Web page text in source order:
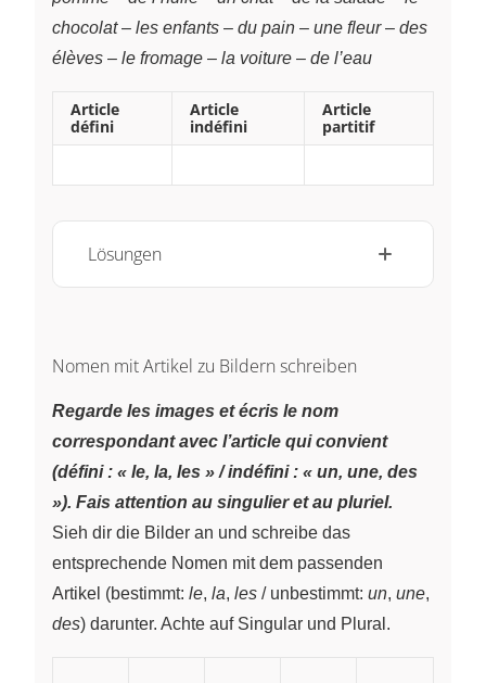
chocolat– les enfants – du pain – une fleur– des
élèves – le fromage – la voiture – de l’eau
Article
défini
Article
indéfini
Article
partitif
Lösungen
Nomen mit Artikel zu Bildern schreiben
Regarde les images et écris le nom
correspondant avec l’article qui convient
(défini : « le, la, les » / indéfini : « un, une, des
»). Fais attention au singulier et au pluriel.
Sieh dir die Bilder an und schreibe das
entsprechende Nomen mit dem passenden
Artikel (bestimmt: le, la, les / unbestimmt: un, une,
des) darunter. Achte auf Singular und Plural.